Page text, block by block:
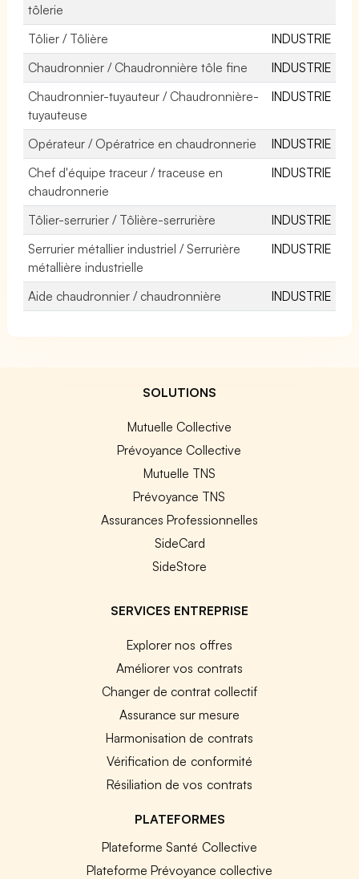
tôlerie
Tôlier / Tôlière
INDUSTRIE
Chaudronnier / Chaudronnière tôle fine
INDUSTRIE
Chaudronnier-tuyauteur / Chaudronnière-
tuyauteuse
INDUSTRIE
Opérateur / Opératrice en chaudronnerie
INDUSTRIE
Chef d'équipe traceur / traceuse en
chaudronnerie
INDUSTRIE
Tôlier-serrurier / Tôlière-serrurière
INDUSTRIE
Serrurier métallier industriel / Serrurière
métallière industrielle
INDUSTRIE
Aide chaudronnier / chaudronnière INDUSTRIE
SOLUTIONS
Mutuelle Collective
Prévoyance Collective
Mutuelle TNS
Prévoyance TNS
Assurances Professionnelles
SideCard
SideStore
SERVICES ENTREPRISE
Explorer nos offres
Améliorer vos contrats
Changer de contrat collectif
Assurance sur mesure
Harmonisation de contrats
Vérification de conformité
Résiliation de vos contrats
PLATEFORMES
Plateforme Santé Collective
Plateforme Prévoyance collective